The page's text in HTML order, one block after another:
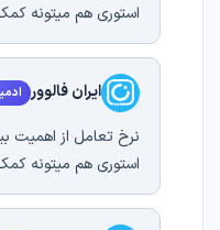
استوری هم میتونه
ایران فالوور
نرخ تعامل از اهمیت
استوری هم میتونه